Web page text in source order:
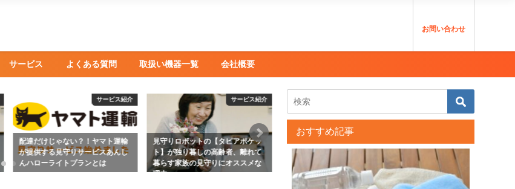
お問い合わせ
サービス よくある質問 取扱い機器一覧 会社概要
サービス紹介
配達だけじゃない？！ヤマト運輸
が提供する見守りサービスあんし
んハローライトプランとは
サービス紹介
見守りロボットの【タピアポケッ
ト】が独り暮しの高齢者、離れて
暮らす家族の見守りにオススメな
理由
おすすめ記事